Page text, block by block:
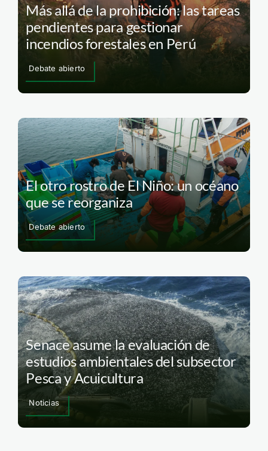
Más allá de la prohibición: las tareas
pendientes para gestionar
incendios forestales en Perú
Debate abierto
El otro rostro de El Niño: un océano
que se reorganiza
Debate abierto
Senace asume la evaluación de
estudios ambientales del subsector
Pesca y Acuicultura
Noticias